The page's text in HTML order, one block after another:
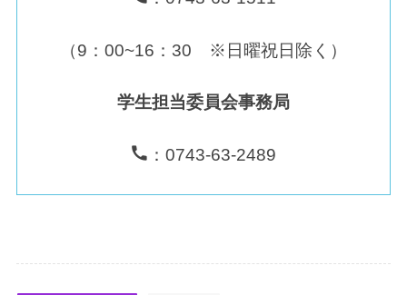
（9：00~16：30 ※日曜祝日除く）
学生担当委員会事務局
：0743-63-2489